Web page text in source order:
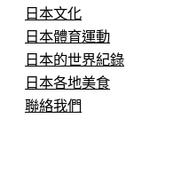
日本文化
日本體育運動
日本的世界紀錄
日本各地美食
聯絡我們